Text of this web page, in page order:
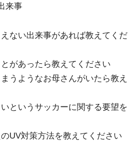
来事
ない出来事があれば教えてくだ
があったら教えてください
うようなお母さんがいたら教え
というサッカーに関する要望を
UV対策方法を教えてください